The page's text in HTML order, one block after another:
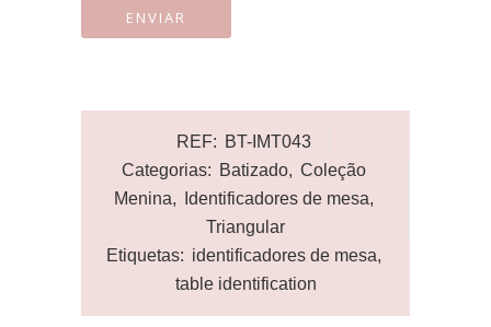
REF: BT-IMT043
Categorias: Batizado, Coleção
Menina, Identificadores de mesa,
Triangular
Etiquetas: identificadores de mesa,
table identification